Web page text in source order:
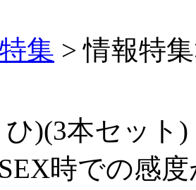
特集 > 情報特
)(3本セット
時での感